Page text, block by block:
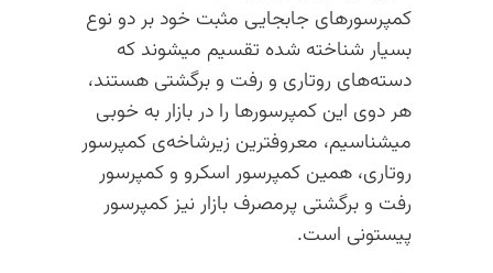
کمپرسورهای جابجایی مثبت خود بر دو نوع
بسیار شناخته شده تقسیم میشوند که
دسته‌های روتاری و رفت و برگشتی هستند،
هر دوی این کمپرسورها را در بازار به خوبی
میشناسیم، معروفترین زیرشاخه‌ی کمپرسور
روتاری، همین کمپرسور اسکرو و کمپرسور
رفت و برگشتی پرمصرف بازار نیز کمپرسور
پیستونی است.